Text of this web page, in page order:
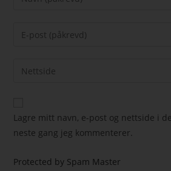
Lagre mitt navn, e-post og nettside i
neste gang jeg kommenterer.
Protected by Spam Master